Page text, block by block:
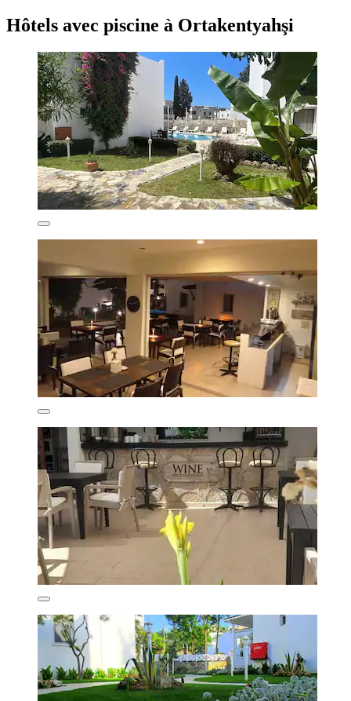
Hôtels avec piscine à Ortakentyahşi